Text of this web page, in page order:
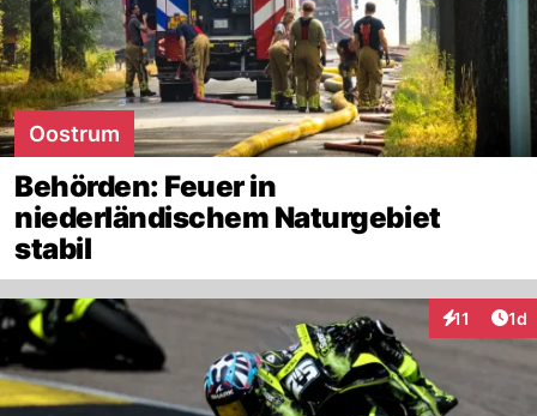
Oostrum
Behörden: Feuer in
niederländischem Naturgebiet
stabil
11 1d